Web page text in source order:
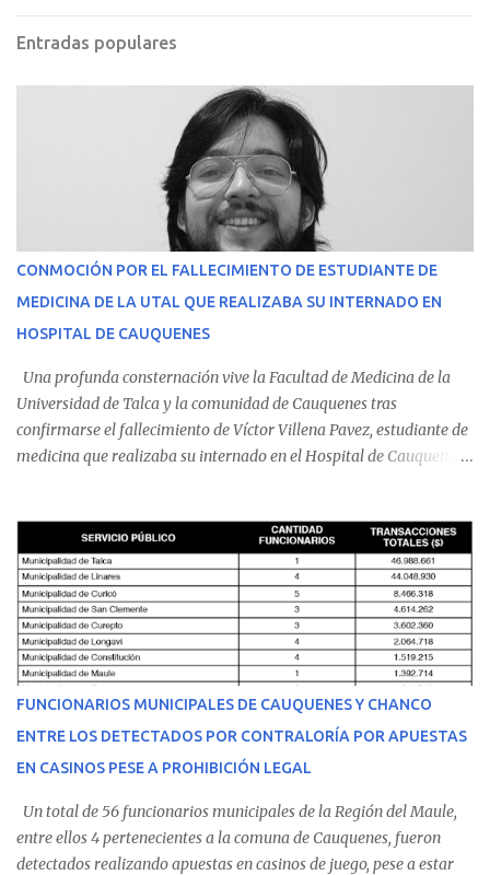
Entradas populares
CONMOCIÓN POR EL FALLECIMIENTO DE ESTUDIANTE DE
MEDICINA DE LA UTAL QUE REALIZABA SU INTERNADO EN
HOSPITAL DE CAUQUENES
Una profunda consternación vive la Facultad de Medicina de la
Universidad de Talca y la comunidad de Cauquenes tras
confirmarse el fallecimiento de Víctor Villena Pavez, estudiante de
medicina que realizaba su internado en el Hospital de Cauquenes.
malestares físicos. Dada la complejidad de su estado de salud, el
equipo médico determinó su traslado de urgencia al Hospital
Regional de Talca y dado la urgencia la ambulancia partió hacia
Talca con escolta de Carabineros. En medio del traslado, el
estudiante de medicina de 25 años, se agravó y pese a los esfuerzos
del personal de emergencia terminó falleciendo, sin alcanzar a
recibir atención especializada en el centro de destino. Apenas se
conoció la gravedad de su condición, sus padres —residentes en
Villarrica— se trasladaron a Cauquenes con la esperanza de una
evolución favorable. No obstante, alrededo...
FUNCIONARIOS MUNICIPALES DE CAUQUENES Y CHANCO
ENTRE LOS DETECTADOS POR CONTRALORÍA POR APUESTAS
EN CASINOS PESE A PROHIBICIÓN LEGAL
Un total de 56 funcionarios municipales de la Región del Maule,
entre ellos 4 pertenecientes a la comuna de Cauquenes, fueron
detectados realizando apuestas en casinos de juego, pese a estar